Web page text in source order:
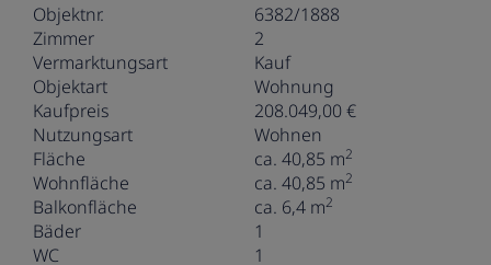
Objektnr.
6382/1888
Zimmer
2
Vermarktungsart
Kauf
Objektart
Wohnung
Kaufpreis
208.049,00 €
Nutzungsart
Wohnen
Fläche
ca. 40,85 m2
Wohnfläche ca. 40,85 m2
Balkonfläche ca. 6,4 m2
Bäder
1
WC
1